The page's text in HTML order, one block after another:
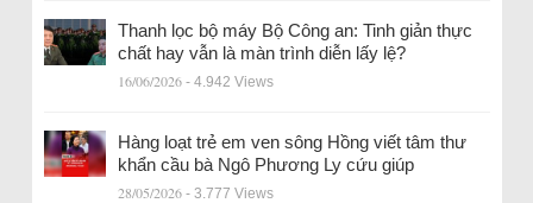
Thanh lọc bộ máy Bộ Công an: Tinh giản thực
chất hay vẫn là màn trình diễn lấy lệ?
16/06/2026 - 4.942 Views
Hàng loạt trẻ em ven sông Hồng viết tâm thư
khẩn cầu bà Ngô Phương Ly cứu giúp
28/05/2026 - 3.777 Views